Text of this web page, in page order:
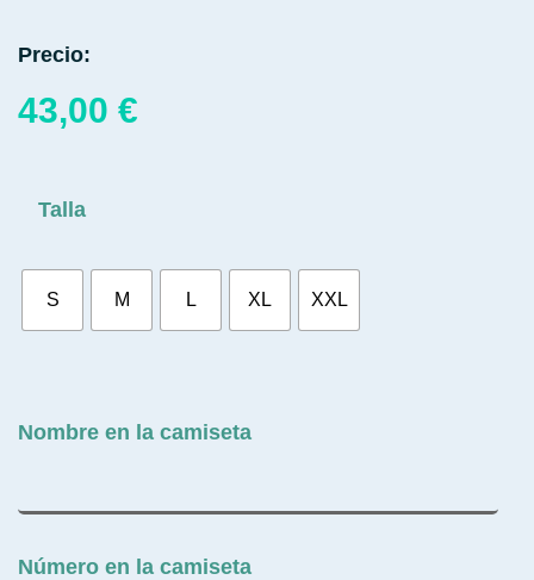
Precio:
43,00 €
Talla
S M L XL XXL
Nombre en la camiseta
Número en la camiseta